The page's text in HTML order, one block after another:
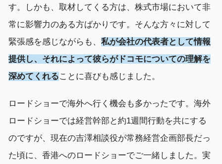
す。
しかも、 取材してくる方は、株式市場において非
常に影響力のある方ばかり です。 そんな方々 に対して
緊張感を感じながらも 、 私が会社の代表者として情報
提供し、それによって彼らがドコモについての理解を
深めてくれることに喜びも感じました。
ロードショーで海外へ行く機会も多かったです。海外
ロードショーでは経営幹部と約1週間行動を共にする
のですが、現在の吉澤相談役が常務経営企画部長だっ
た頃に、 香港へのロードショーでご一緒しました。実